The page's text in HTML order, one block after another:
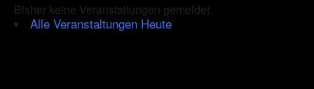
to
Bisher keine Veranstaltungen gemeldet
Alle Veranstaltungen Heute